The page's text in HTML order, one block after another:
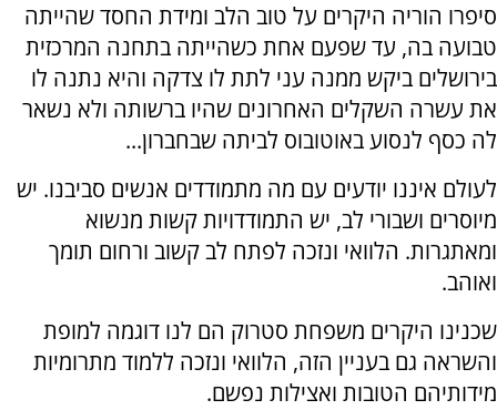
סיפרו הוריה היקרים על טוב הלב ומידת החסד שהייתה
טבועה בה, עד שפעם אחת כשהייתה בתחנה המרכזית
בירושלים ביקש ממנה עני לתת לו צדקה והיא נתנה לו
את עשרה השקלים האחרונים שהיו ברשותה ולא נשאר
לה כסף לנסוע באוטובוס לביתה שבחברון...
לעולם איננו יודעים עם מה מתמודדים אנשים סביבנו. יש
מיוסרים ושבורי לב, יש התמודדויות קשות מנשוא
ומאתגרות. הלוואי ונזכה לפתח לב קשוב ורחום תומך
ואוהב.
שכנינו היקרים משפחת סטרוק הם לנו דוגמה למופת
והשראה גם בעניין הזה, הלוואי ונזכה ללמוד מתרומיות
מידותיהם הטובות ואצילות נפשם.